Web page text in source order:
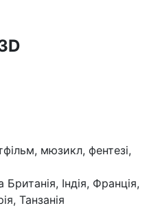
мюзикл, фентезі,
Індія, Франція,
Танзанія